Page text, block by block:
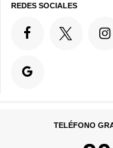
REDES SOCIALES
TELÉFONO